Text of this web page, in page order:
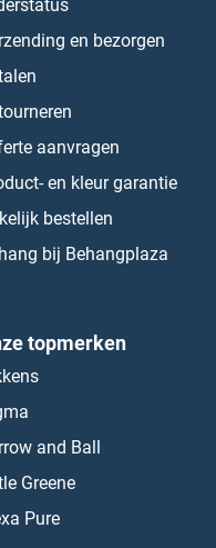
en bezorgen
aanvragen
en kleur garantie
bestellen
bij Behangplaza
topmerken
and Ball
Greene
Pure